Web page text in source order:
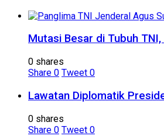
Mutasi Besar di Tubuh
0 shares
Share 0 Tweet 0
Lawatan Diplomatik
0 shares
Share 0 Tweet 0